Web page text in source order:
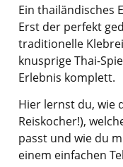
Ein thailändisches
Erst der perfekt
traditionelle
knusprige Thai-
Erlebnis komplett.
Hier lernst du, wie
Reiskocher!),
passt und wie du
einem einfachen